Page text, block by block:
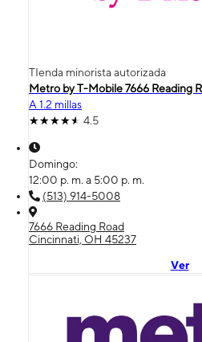
TIenda minorista autorizada
Metro by T-Mobile 7666 Reading
A 1.2 millas
4.5
Domingo:
12:00 p. m. a 5:00 p. m.
(513) 914-5008
7666 Reading Road
Cincinnati, OH 45237
Ver